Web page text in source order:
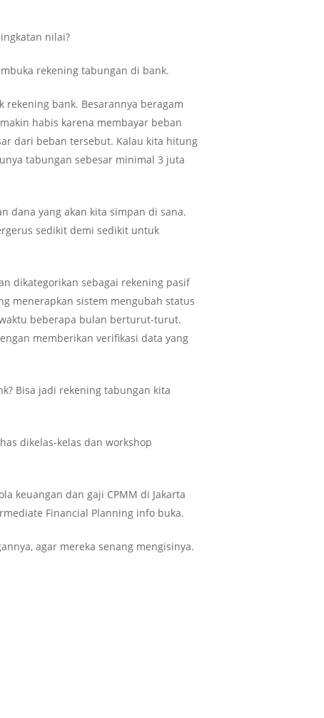
nilai?
rekening tabungan di bank.
bank. Besarannya beragam
habis karena membayar beban
dari beban tersebut. Kalau kita hitung
tabungan sebesar minimal 3 juta
dana yang akan kita simpan di sana.
sedikit demi sedikit untuk
dikategorikan sebagai rekening pasif
menerapkan sistem mengubah status
beberapa bulan berturut-turut.
memberikan verifikasi data yang
Bisa jadi rekening tabungan kita
dikelas-kelas dan workshop
keuangan dan gaji CPMM di Jakarta
Financial Planning info buka.
agar mereka senang mengisinya.